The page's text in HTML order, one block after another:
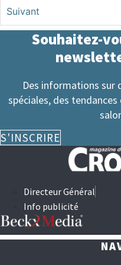
Suivant
Souhaitez-
Des informations sur
spéciales, des
S'INSCRIRE
Directeur Général
Info publicité